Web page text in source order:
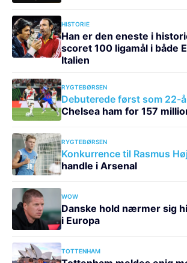
HISTORIE
Han er den eneste i
scoret 100 ligamål i både
Italien
RYGTEBØRSEN
Debuterede først som 22-
Chelsea ham for 157
RYGTEBØRSEN
Konkurrence til Rasmus
handle i Arsenal
WOW
Danske hold nærmer sig
i Europa
TOTTENHAM